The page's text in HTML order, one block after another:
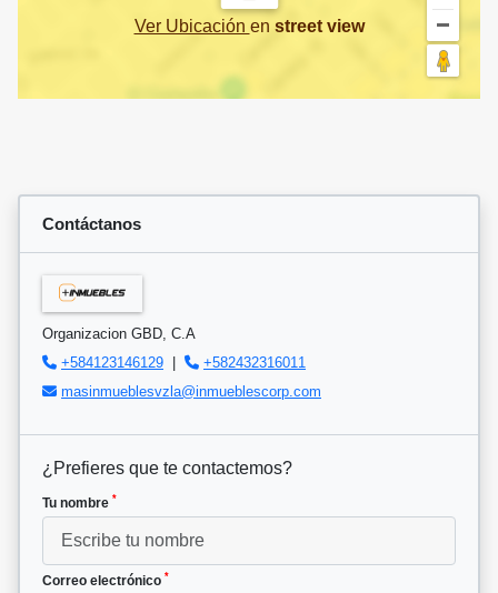
Ver Ubicación en street view
Contáctanos
Organizacion GBD, C.A
+584123146129 |
+582432316011
masinmueblesvzla@inmueblescorp.com
¿Prefieres que te contactemos?
Tu nombre *
Correo electrónico *